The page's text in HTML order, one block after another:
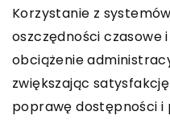
Korzystanie z
oszczędności czasowe
obciążenie
zwiększając
poprawę dostępności i